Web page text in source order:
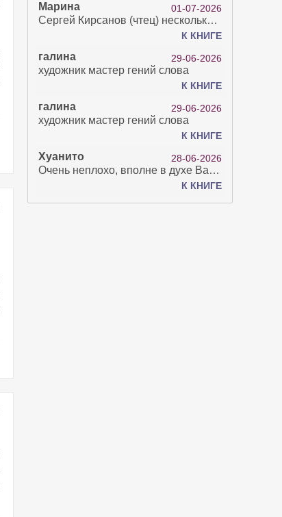
Марина 01-07-2026
Сергей Кирсанов (чтец) несколько раз рыгнул в микрофон. В наушниках это было хорошо слышно и сильно неприятно. Я понимаю, что это бесплатная аудиокнига, но не до такой же степени наплевать на слушателя..
К КНИГЕ
галина 29-06-2026
художник мастер гений слова
К КНИГЕ
галина 29-06-2026
художник мастер гений слова
К КНИГЕ
Хуанито 28-06-2026
Очень неплохо, вполне в духе Варго!)
К КНИГЕ